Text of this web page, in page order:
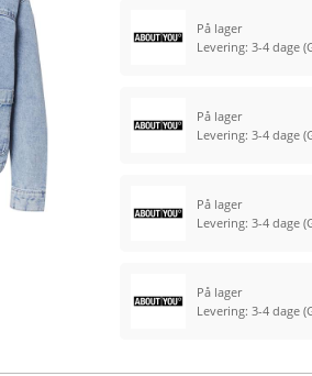
På lager
Levering: 3-4 dage
På lager
Levering: 3-4 dage
På lager
Levering: 3-4 dage
På lager
Levering: 3-4 dage